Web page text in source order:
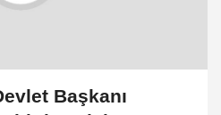
Başkanı